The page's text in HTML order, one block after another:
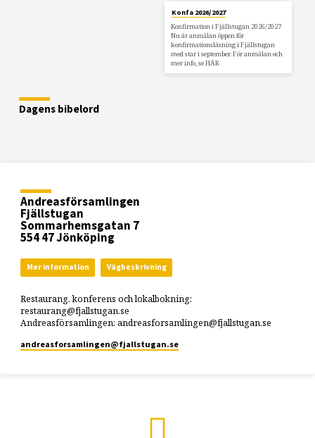
Konfa 2026/2027
Konfirmation i Fjällstugan 2026/2027
Nu är anmälan öppen för
konfirmationsläsning i Fjällstugan
med star i september. För anmälan och
mer info, se HÄR
Dagens bibelord
Andreasförsamlingen
Fjällstugan
Sommarhemsgatan 7
554 47 Jönköping
Mer information Vägbeskrivning
Restaurang, konferens och lokalbokning:
restaurang@fjallstugan.se
Andreasförsamlingen: andreasforsamlingen@fjallstugan.se
andreasforsamlingen​@fjallstugan.se